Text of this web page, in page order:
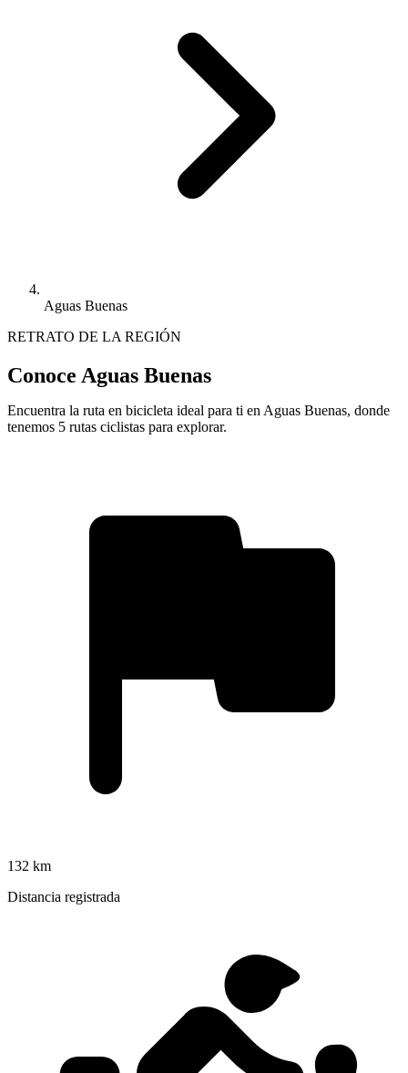
Aguas Buenas
RETRATO DE LA REGIÓN
Conoce Aguas Buenas
Encuentra la ruta en bicicleta ideal para ti en Aguas Buenas, donde
tenemos 5 rutas ciclistas para explorar.
132 km
Distancia registrada